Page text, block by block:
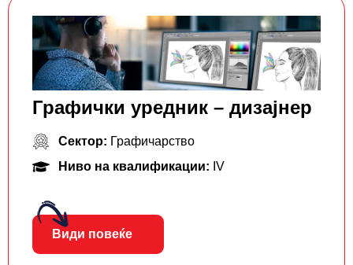
Графички уредник – дизајнер
Сектор: Графичарство
Ниво на квалификации: IV
Види повеќе